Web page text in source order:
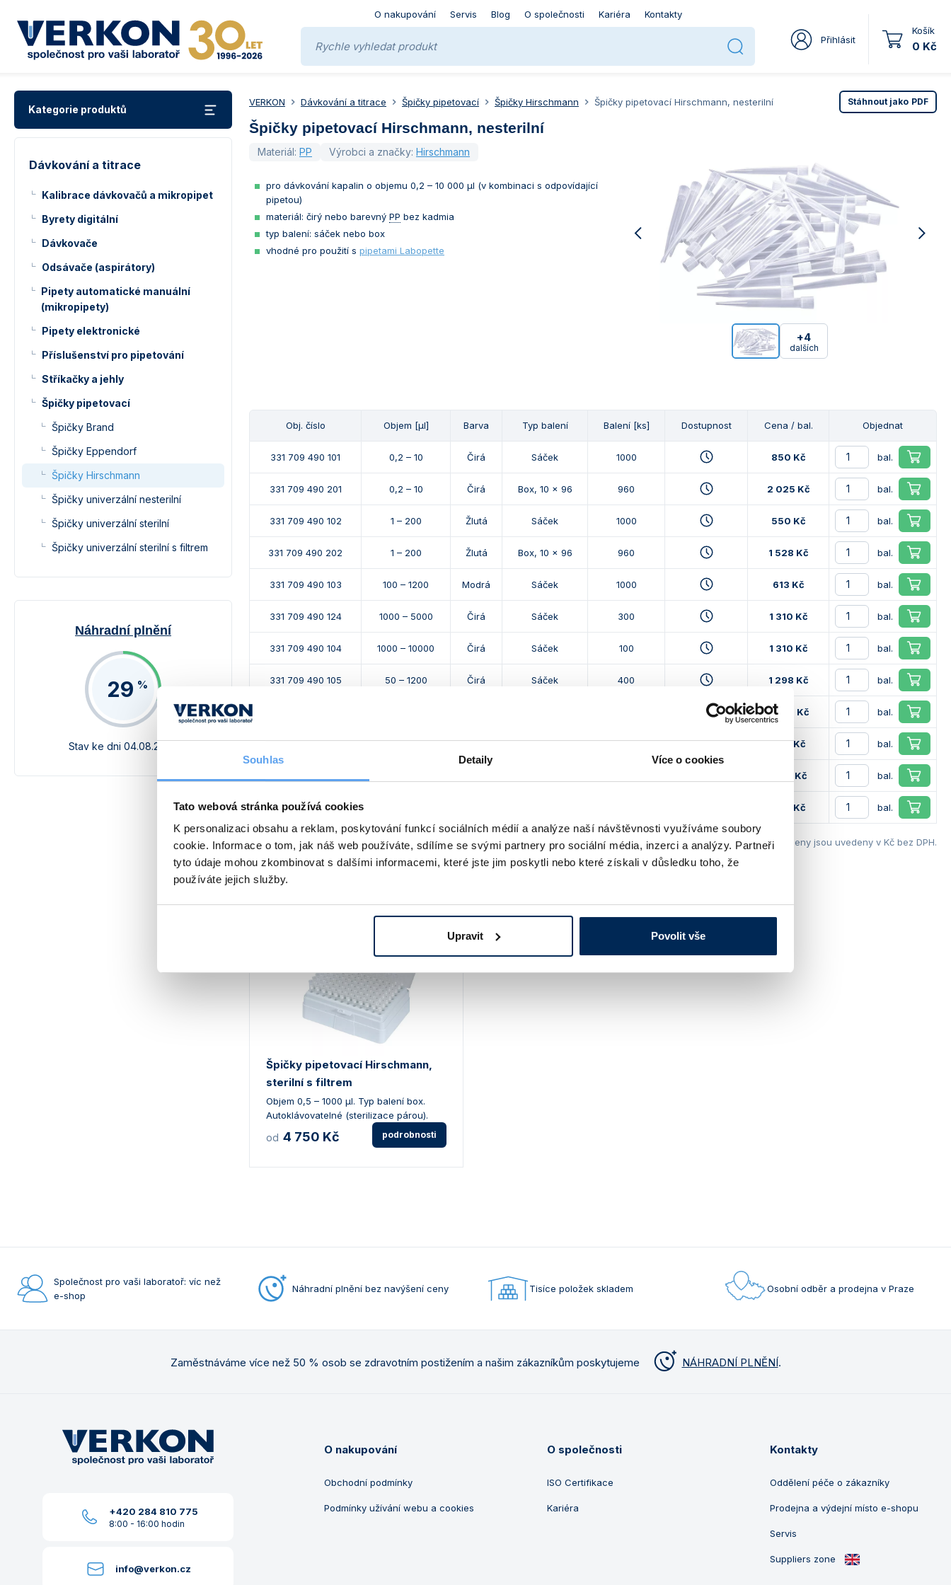
Souhlas Detaily Více o cookies
Tato webová stránka používá cookies
K personalizaci obsahu a reklam, poskytování funkcí sociálních médií a analýze naší návštěvnosti využíváme soubory
cookie. Informace o tom, jak náš web používáte, sdílíme se svými partnery pro sociální média, inzerci a analýzy. Partneři
tyto údaje mohou zkombinovat s dalšími informacemi, které jste jim poskytli nebo které získali v důsledku toho, že
používáte jejich služby.
Upravit Povolit vše
O nakupování Servis Blog O společnosti Kariéra Kontakty
Přihlásit
Košík
0 Kč
Kategorie produktů
Dávkování a titrace
Kalibrace dávkovačů a mikropipet
Byrety digitální
Dávkovače
Odsávače (aspirátory)
Pipety automatické manuální
(mikropipety)
Pipety elektronické
Příslušenství pro pipetování
Stříkačky a jehly
Špičky pipetovací
Špičky Brand
Špičky Eppendorf
Špičky Hirschmann
Špičky univerzální nesterilní
Špičky univerzální sterilní
Špičky univerzální sterilní s filtrem
Náhradní plnění
29 %
Stav ke dni 04.08.2026
VERKON Dávkování a titrace Špičky pipetovací Špičky Hirschmann Špičky pipetovací Hirschmann, nesterilní Stáhnout jako PDF
Špičky pipetovací Hirschmann, nesterilní
+4
dalších
Materiál: PP Výrobci a značky: Hirschmann
pro dávkování kapalin o objemu 0,2 – 10 000 µl (v kombinaci s odpovídající
pipetou)
materiál: čirý nebo barevný PP bez kadmia
typ balení: sáček nebo box
vhodné pro použití s pipetami Labopette
Obj. číslo Objem [µl] Barva Typ balení Balení [ks] Dostupnost Cena / bal. Objednat
331 709 490 101 0,2 – 10 Čirá Sáček 1000 850 Kč bal.
331 709 490 201 0,2 – 10 Čirá Box, 10 x 96 960 2 025 Kč bal.
331 709 490 102 1 – 200 Žlutá Sáček 1000 550 Kč bal.
331 709 490 202 1 – 200 Žlutá Box, 10 x 96 960 1 528 Kč bal.
331 709 490 103 100 – 1200 Modrá Sáček 1000 613 Kč bal.
331 709 490 124 1000 – 5000 Čirá Sáček 300 1 310 Kč bal.
331 709 490 104 1000 – 10000 Čirá Sáček 100 1 310 Kč bal.
331 709 490 105 50 – 1200 Čirá Sáček 400 1 298 Kč bal.
3 775 Kč bal.
331 709 490 106 1 – 250 Čirá Sáček 1000 920 Kč bal.
1 518 Kč bal.
331 709 490 108 970 Kč bal.
Ceny jsou uvedeny v Kč bez DPH.
Alternativy produktu a další produkty z kapitoly
Špičky pipetovací Hirschmann,
sterilní s filtrem
Objem 0,5 – 1000 µl. Typ balení box.
Autoklávovatelné (sterilizace párou).
od 4 750 Kč podrobnosti
Společnost pro vaši laboratoř: víc než
e-shop
Náhradní plnění bez navýšení ceny Tisíce položek skladem Osobní odběr a prodejna v Praze
Zaměstnáváme více než 50 % osob se zdravotním postižením a našim zákazníkům poskytujeme NÁHRADNÍ PLNĚNÍ.
+420 284 810 775
8:00 - 16:00 hodin
info@verkon.cz
O nakupování
Obchodní podmínky
Podmínky užívání webu a cookies
O společnosti
ISO Certifikace
Kariéra
Kontakty
Oddělení péče o zákazníky
Prodejna a výdejní místo e-shopu
Servis
Suppliers zone